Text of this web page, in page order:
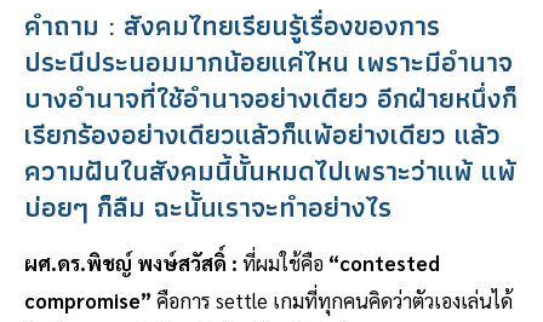
คำถาม : สังคมไทยเรียนรู้เรื่องของการ
ประนีประนอมมากน้อยแค่ไหน เพราะมีอำนาจ
บางอำนาจที่ใช้อำนาจอย่างเดียว อีกฝ่ายหนึ่งก็
เรียกร้องอย่างเดียวแล้วก็แพ้อย่างเดียว แล้ว
ความฝันในสังคมนี้นั้นหมดไปเพราะว่าแพ้ แพ้
บ่อยๆ ก็ลืม ฉะนั้นเราจะทำอย่างไร
ผศ.ดร.พิชญ์ พงษ์สวัสดิ์ : ที่ผมใช้คือ “contested
compromise” คือการ settle เกมที่ทุกคนคิดว่าตัวเองเล่นได้